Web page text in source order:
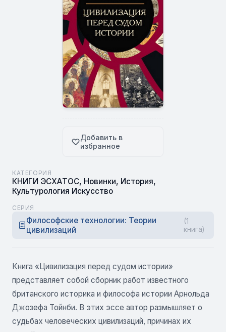
Добавить в
избранное
КАТЕГОРИЯ
КНИГИ ЭСХАТОС, Новинки, История,
Культурология Искусство
СЕРИЯ
Философские технологии: Теории
цивилизаций
(1
книга)
Книга «Цивилизация перед судом истории»
представляет собой сборник работ известного
британского историка и философа истории Арнольда
Джозефа Тойнби. В этих эссе автор размышляет о
судьбах человеческих цивилизаций, причинах их